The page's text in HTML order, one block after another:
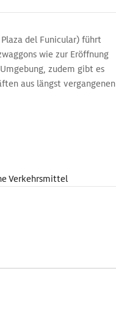
del Funicular) führt
wie zur Eröffnung
zudem gibt es
aus längst vergangenen
Verkehrsmittel